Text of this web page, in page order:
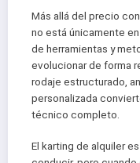
Más allá del precio
no está únicamente
de herramientas y
evolucionar de forma
rodaje estructurado,
personalizada
técnico completo.
El karting de alquiler